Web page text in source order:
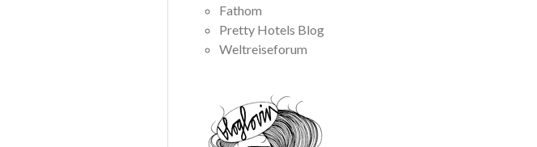
Fathom
Pretty Hotels Blog
Weltreiseforum